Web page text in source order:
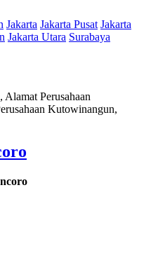
Jakarta Jakarta Pusat Jakarta
Jakarta Utara Surabaya
Perusahaan
Kutowinangun,